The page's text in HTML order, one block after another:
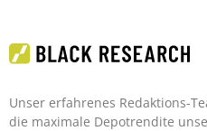
Unser erfahrenes Redaktions-
die maximale Depotrendite